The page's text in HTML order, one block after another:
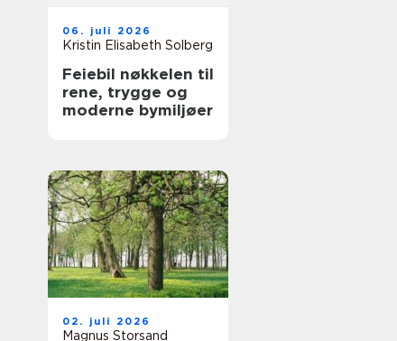
06. juli 2026
Kristin Elisabeth Solberg
Feiebil nøkkelen til
rene, trygge og
moderne bymiljøer
02. juli 2026
Magnus Storsand